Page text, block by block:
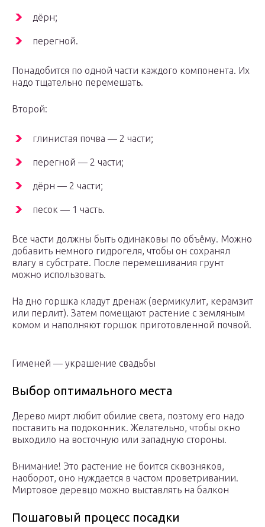
дёрн;
перегной.
Понадобится по одной части каждого компонента. Их
надо тщательно перемешать.
Второй:
глинистая почва — 2 части;
перегной — 2 части;
дёрн — 2 части;
песок — 1 часть.
Все части должны быть одинаковы по объёму. Можно
добавить немного гидрогеля, чтобы он сохранял
влагу в субстрате. После перемешивания грунт
можно использовать.
На дно горшка кладут дренаж (вермикулит, керамзит
или перлит). Затем помещают растение с земляным
комом и наполняют горшок приготовленной почвой.
Гименей — украшение свадьбы
Выбор оптимального места
Дерево мирт любит обилие света, поэтому его надо
поставить на подоконник. Желательно, чтобы окно
выходило на восточную или западную стороны.
Внимание! Это растение не боится сквозняков,
наоборот, оно нуждается в частом проветривании.
Миртовое деревцо можно выставлять на балкон
Пошаговый процесс посадки